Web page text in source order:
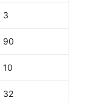
3
90
10
32